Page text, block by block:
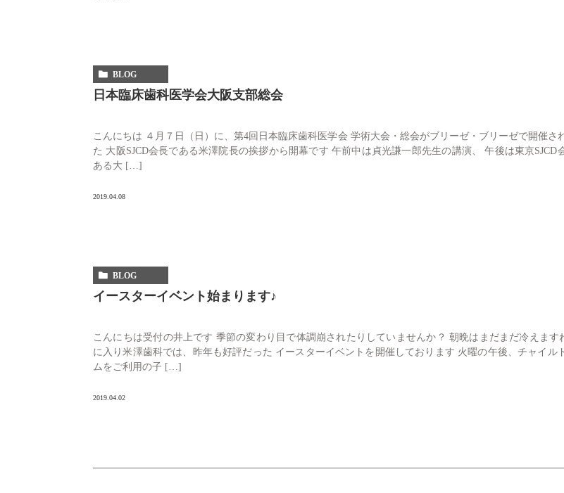
BLOG
日本臨床歯科医学会大阪支部総会
こんにちは ４月７日（日）に、第4回日本臨床歯科医学会 学術大会・総会がブリーゼ・ブリーゼで開催さ
た 大阪SJCD会長である米澤院長の挨拶から開幕です 午前中は貞光謙一郎先生の講演、 午後は東京SJCD
ある大 […]
2019.04.08
BLOG
イースターイベント始まります♪
こんにちは受付の井上です 季節の変わり目で体調崩されたりしていませんか？ 朝晩はまだまだ冷えます
に入り米澤歯科では、昨年も好評だった イースターイベントを開催しております 火曜の午後、チャイル
ムをご利用の子 […]
2019.04.02